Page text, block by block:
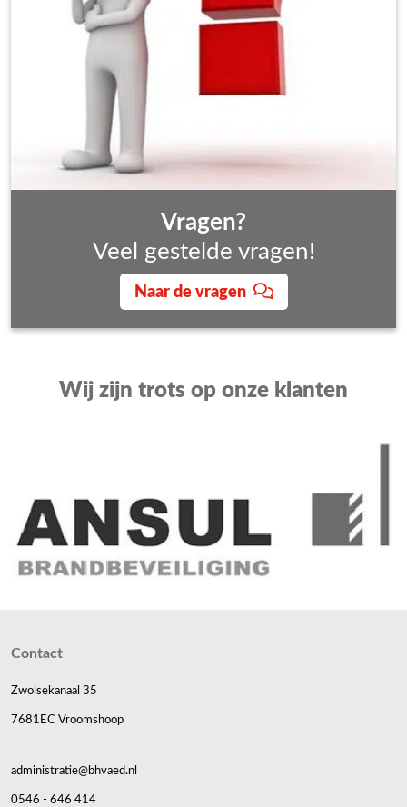
Vragen?
Veel gestelde vragen!
Naar de vragen
Wij zijn trots op onze klanten
Contact
Zwolsekanaal 35
7681EC Vroomshoop
administratie@bhvaed.nl
0546 - 646 414